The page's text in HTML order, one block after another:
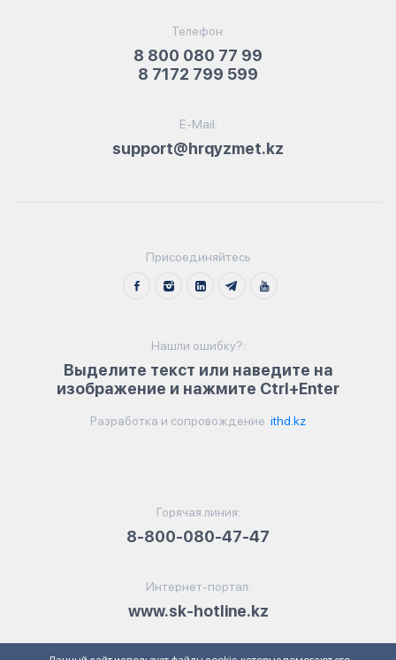
Телефон:
8 800 080 77 99
8 7172 799 599
E-Mail:
support@hrqyzmet.kz
Присоединяйтесь
Нашли ошибку?:
Выделите текст или наведите на
изображение и нажмите Ctrl+Enter
Разработка и сопровождение ithd.kz
Горячая линия:
8-800-080-47-47
Интернет-портал:
www.sk-hotline.kz